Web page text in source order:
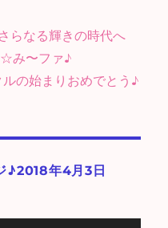
らなる輝きの時代へ
み〜ファ♪
の始まりおめでとう♪
♪2018年4月3日